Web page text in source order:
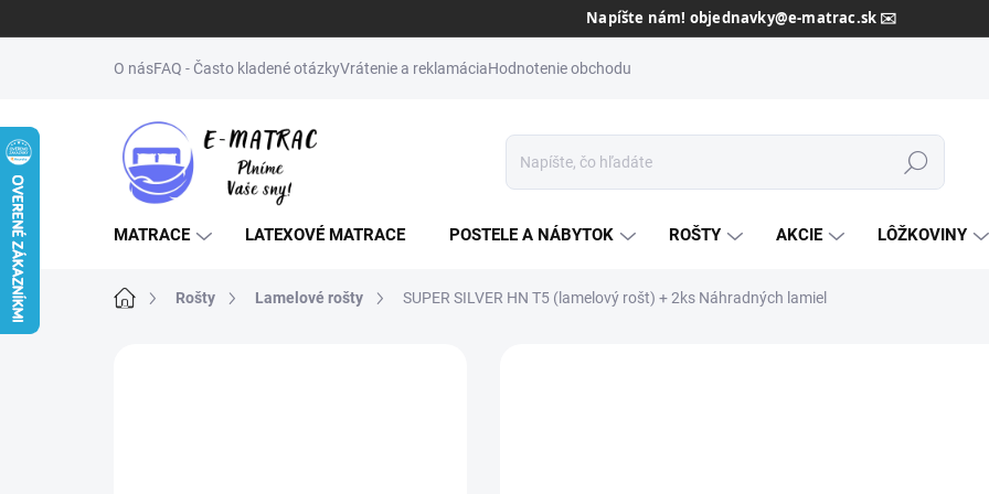
Dôveryhodný slovenský predajca od roku 2013 🇸🇰
O násFAQ - Často kladené otázkyVrátenie a reklamáciaHodnotenie obchodu
Hľadať
MATRACE LATEXOVÉ MATRACE POSTELE A NÁBYTOK ROŠTY AKCIE LÔŽKOVINY
DomovRošty Lamelové rošty SUPER SILVER HN T5 (lamelový rošt) + 2ks Náhradných lamiel